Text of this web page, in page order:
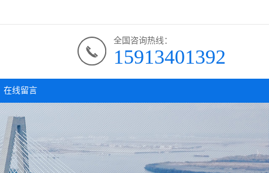
全国咨询热线：
15913401392
在线留言